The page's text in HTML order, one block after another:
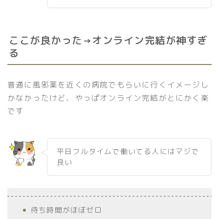
ここが良かった → オンライン完結が神すぎ
る
普通に風邪薬を近くの病院でもらいに行くイメージし
かなかったけど、やっぱオンライン完結がとにかく楽
です
平日フルタイムで働いてる人にはマジで
良い
待ち時間がほぼゼロ